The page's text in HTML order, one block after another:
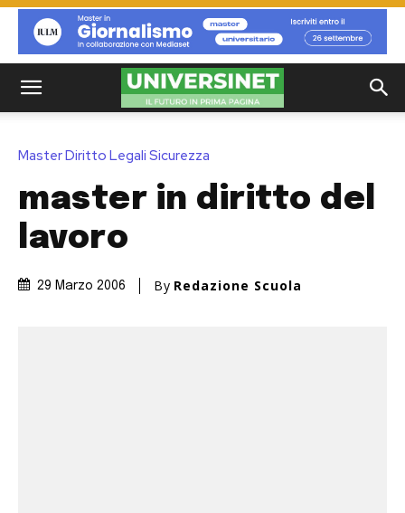
Master Diritto Legali Sicurezza
master in diritto del
lavoro
29 Marzo 2006 By Redazione Scuola